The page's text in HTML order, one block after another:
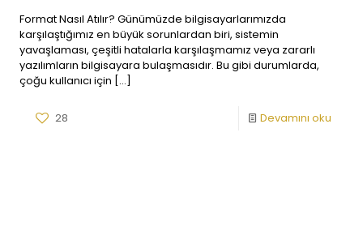
Format Nasıl Atılır? Günümüzde bilgisayarlarımızda
karşılaştığımız en büyük sorunlardan biri, sistemin
yavaşlaması, çeşitli hatalarla karşılaşmamız veya zararlı
yazılımların bilgisayara bulaşmasıdır. Bu gibi durumlarda,
çoğu kullanıcı için […]
28 Devamını oku